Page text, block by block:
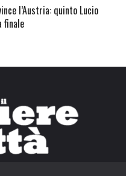
l’Austria: quinto Lucio
finale